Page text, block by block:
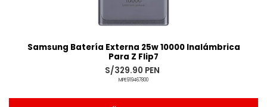
Samsung Batería Externa 25w 10000 Inalámbrica
Para Z Flip7
S/329.90 PEN
MPE919467800